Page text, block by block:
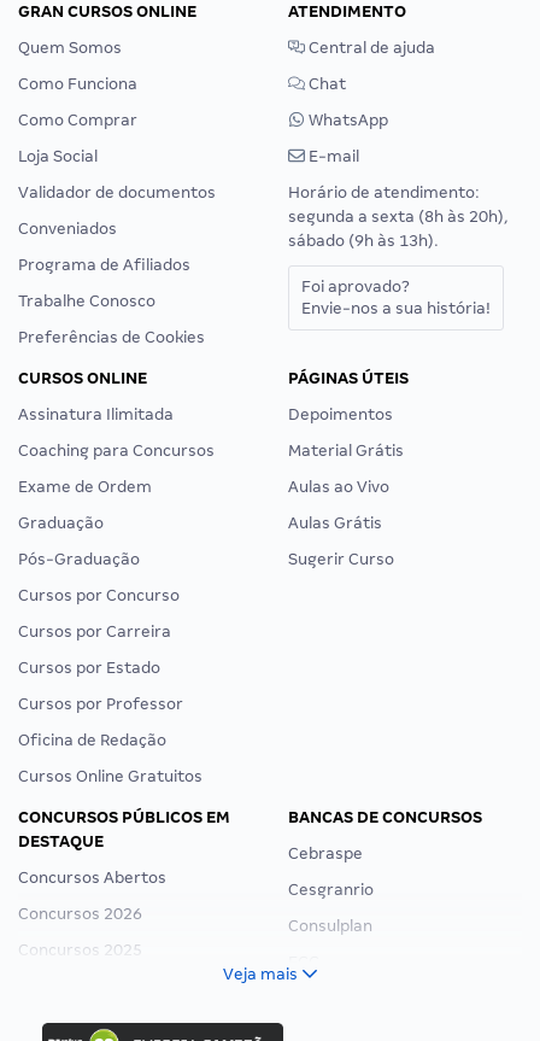
GRAN CURSOS ONLINE
Quem Somos
Como Funciona
Como Comprar
Loja Social
Validador de documentos
Conveniados
Programa de Afiliados
Trabalhe Conosco
Preferências de Cookies
ATENDIMENTO
Central de ajuda
Chat
WhatsApp
E-mail
Horário de atendimento:
segunda a sexta (8h às 20h),
sábado (9h às 13h).
Foi aprovado?
Envie-nos a sua história!
CURSOS ONLINE
Assinatura Ilimitada
Coaching para Concursos
Exame de Ordem
Graduação
Pós-Graduação
Cursos por Concurso
Cursos por Carreira
Cursos por Estado
Cursos por Professor
Oficina de Redação
Cursos Online Gratuitos
PÁGINAS ÚTEIS
Depoimentos
Material Grátis
Aulas ao Vivo
Aulas Grátis
Sugerir Curso
CONCURSOS PÚBLICOS EM
DESTAQUE
Concursos Abertos
Concursos 2026
Concursos 2025
Concurso Ibama
BANCAS DE CONCURSOS
Cebraspe
Cesgranrio
Consulplan
Veja mais